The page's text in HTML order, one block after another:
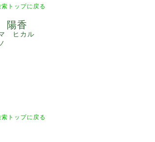
索トップに戻る
陽香
ヒカル
索トップに戻る